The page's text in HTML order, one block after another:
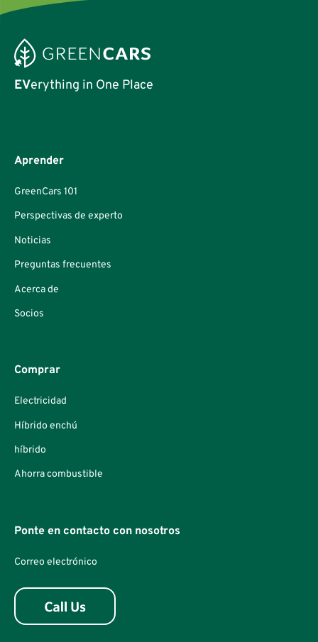
EVerything in One Place
Aprender
GreenCars 101
Perspectivas de experto
Noticias
Preguntas frecuentes
Acerca de
Socios
Comprar
Electricidad
Híbrido enchú
híbrido
Ahorra combustible
Ponte en contacto con nosotros
Correo electrónico